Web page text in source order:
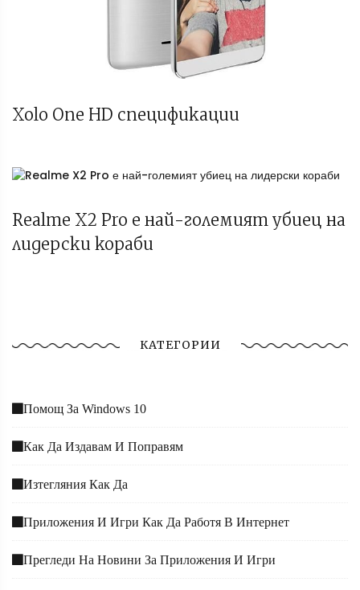
Xolo One HD спецификации
Realme X2 Pro е най-големият убиец на
лидерски кораби
КАТЕГОРИИ
Помощ За Windows 10
Как Да Издавам И Поправям
Изтегляния Как Да
Приложения И Игри Как Да Работя В Интернет
Прегледи На Новини За Приложения И Игри